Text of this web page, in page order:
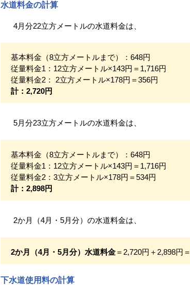
水道料金の計算
4月分22立方メートルの水道料金は、
基本料金（8立方メートルまで）：648円
従量料金1：12立方メートル×143円＝1,716円
従量料金2： 2立方メートル×178円＝356円
計：2,720円
5月分23立方メートルの水道料金は、
基本料金（8立方メートルまで）：648円
従量料金1：12立方メートル×143円＝1,716円
従量料金2：3立方メートル×178円＝534円
計：2,898円
2か月（4月・5月分）の水道料金は、
2か月（4月・5月分）水道料金＝2,720円＋2,898円＝
下水道使用料の計算